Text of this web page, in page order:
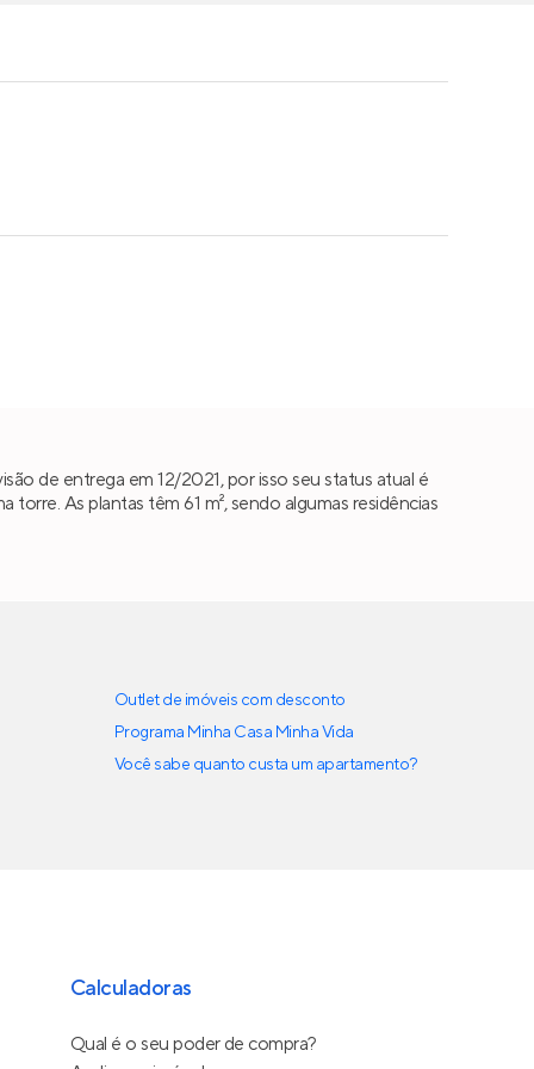
de entrega em 12/2021, por isso seu status atual é
As plantas têm 61 m², sendo algumas residências
Outlet de imóveis com desconto
Programa Minha Casa Minha Vida
Você sabe quanto custa um apartamento?
Calculadoras
Qual é o seu poder de compra?